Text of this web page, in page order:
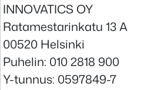
INNOVATICS OY
Ratamestarinkatu 13 A
00520 Helsinki
Puhelin: 010 2818 900
Y-tunnus: 0597849-7